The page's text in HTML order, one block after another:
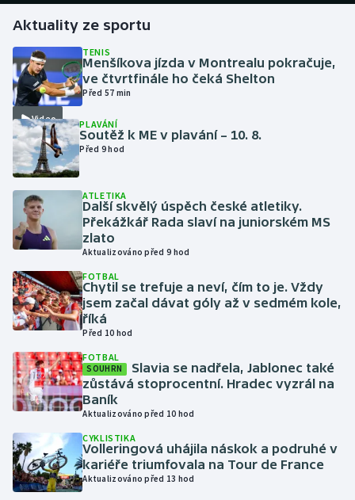
Florbal
Futsal
Golf
Gymnastika
Házená
Jezdectví
Judo
Krasobruslení
Lezení
Lyže a snowboard
Moderní pětiboj
Olympijské hry
Aktuality ze sportu
Video
TENIS
Menšíkova jízda v Montrealu pokračuje,
ve čtvrtfinále ho čeká Shelton
Před 57 min
PLAVÁNÍ
Soutěž k ME v plavání – 10. 8.
Před 9 hod
ATLETIKA
Další skvělý úspěch české atletiky.
Překážkář Rada slaví na juniorském MS
zlato
Aktualizováno před 9 hod
FOTBAL
Chytil se trefuje a neví, čím to je. Vždy
jsem začal dávat góly až v sedmém kole,
říká
Před 10 hod
FOTBAL
SOUHRN
Slavia se nadřela, Jablonec také
zůstává stoprocentní. Hradec vyzrál na
Baník
Aktualizováno před 10 hod
CYKLISTIKA
Volleringová uhájila náskok a podruhé v
kariéře triumfovala na Tour de France
Aktualizováno před 13 hod